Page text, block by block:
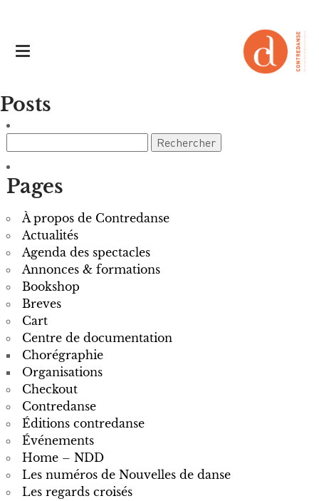
Posts
Pages
À propos de Contredanse
Actualités
Agenda des spectacles
Annonces & formations
Bookshop
Breves
Cart
Centre de documentation
Chorégraphie
Organisations
Checkout
Contredanse
Éditions contredanse
Événements
Home – NDD
Les numéros de Nouvelles de danse
Les regards croisés